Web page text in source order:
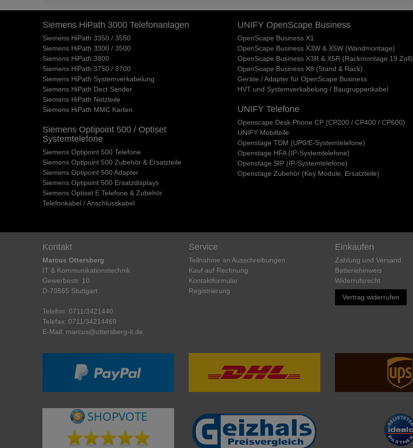
Siemens HiPath 3000 Telefonanlagen
Siemens HiPath 3350 / 3550
Siemens HiPath 3300 / 3500
Siemens HiPath 3800
Siemens HiPath 3750 / 3700
Siemens HiPath Systemverkabelung
Siemens HiPath Dect Sender
Siemens HiPath Netzteile
Siemens HiPath MMC Karten
Siemens Optipoint 500 / Optiset
Systemtelefone
Siemens Optipoint 500 Telefone
Siemens Optipoint 500 Zubehör & Ersatzteile
Siemens Optipoint 500 Adapter
Siemens Optipoint 500 Ersatzdisplays
Siemens Optiset E Telefone & Zubehör
Telefonkabel / Anschlusskabel
UNIFY OpenScape Business
OpenScape Business X1
OpenScape Business X3W & X5W (Wandmontage)
OpenScape Business X3R & X5R (Rackmontage 19 Zoll)
OpenScape Business X8 (Stand & Rack)
Geräte / Adapter für OpenScape Business
HVT und Systemverkabelung / Baugruppenkabel
UNIFY Telefone
Openscape Desk Phone CP (CP200 / CP400 / CP600)
UNIFY Mobilteile
Openstage TDM (UP0/E-Systemtelefone)
Openstage HFA (IP-Systemtelefone)
Openstage SIP (IP-Systemtelefone)
Openstage Zubehör (Key Module, Ersatzteile)
Kontakt
Marcus Ottersberg
IT & Kommunikationstechnik
Gewerbestr. 10
D-70565 Stuttgart
Telefon: 0711/3421440
Telefax: 0711/34214469
E-Mail: marcus@ottersberg-it.de
Service
Teilnahme an Ausschreibungen
Kauf auf Rechnung
Kontaktformular
Registrierung
Einkaufen
Zahlung und Versand
Batteriehinweis
Widerrufs­recht
Vertrag widerrufen